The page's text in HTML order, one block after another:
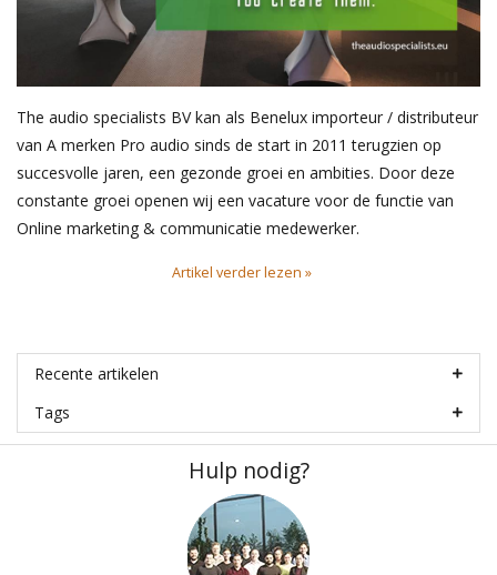
The audio specialists BV kan als Benelux importeur / distributeur
van A merken Pro audio sinds de start in 2011 terugzien op
succesvolle jaren, een gezonde groei en ambities. Door deze
constante groei openen wij een vacature voor de functie van
Online marketing & communicatie medewerker.
Artikel verder lezen »
Recente artikelen
Tags
Hulp nodig?